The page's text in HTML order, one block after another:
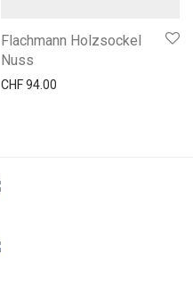
Flachmann Holzsockel
Nuss
CHF94.00